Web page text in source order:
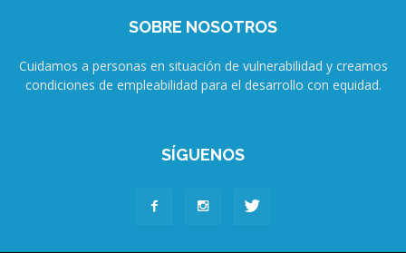
SOBRE NOSOTROS
Cuidamos a personas en situación de vulnerabilidad y creamos
condiciones de empleabilidad para el desarrollo con equidad.
SÍGUENOS